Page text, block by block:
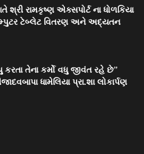
શ્રી રામકૃષ્ણ એક્સપોર્ટ ના ધોળકિયા
ટેબ્લેટ વિતરણ અને અદ્યતન
તેના કર્મો વધુ જીવંત રહે છે”
ધામેલિયા પ્રા.શા લોકાર્પણ